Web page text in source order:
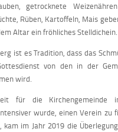
getrocknete
Rüben, Kartoffeln, Mais
Altar ein fröhliches Stelldichein.
ist es Tradition, dass das
von den in der
wird.
für die Kirchengemeinde
wurde, einen Verein zu
im Jahr 2019 die